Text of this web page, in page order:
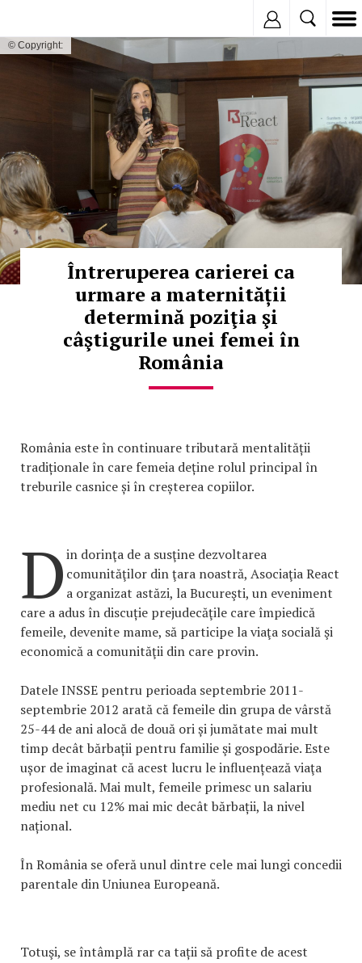
© Copyright:
Întreruperea carierei ca
urmare a maternității
determină poziţia şi
câştigurile unei femei în
România
România este în continuare tributară mentalității
tradiționale în care femeia deține rolul principal în
treburile casnice și în creșterea copiilor.
Din dorinţa de a susţine dezvoltarea
comunităţilor din ţara noastră, Asociaţia React
a organizat astăzi, la Bucureşti, un eveniment
care a adus în discuție prejudecăţile care împiedică
femeile, devenite mame, să participe la viaţa socială şi
economică a comunităţii din care provin.
Datele INSSE pentru perioada septembrie 2011-
septembrie 2012 arată că femeile din grupa de vârstă
25-44 de ani alocă de două ori și jumătate mai mult
timp decât bărbații pentru familie şi gospodărie. Este
ușor de imaginat că acest lucru le influențează viaţa
profesională. Mai mult, femeile primesc un salariu
mediu net cu 12% mai mic decât bărbații, la nivel
național.
În România se oferă unul dintre cele mai lungi concedii
parentale din Uniunea Europeană.
Totuşi, se întâmplă rar ca tații să profite de acest